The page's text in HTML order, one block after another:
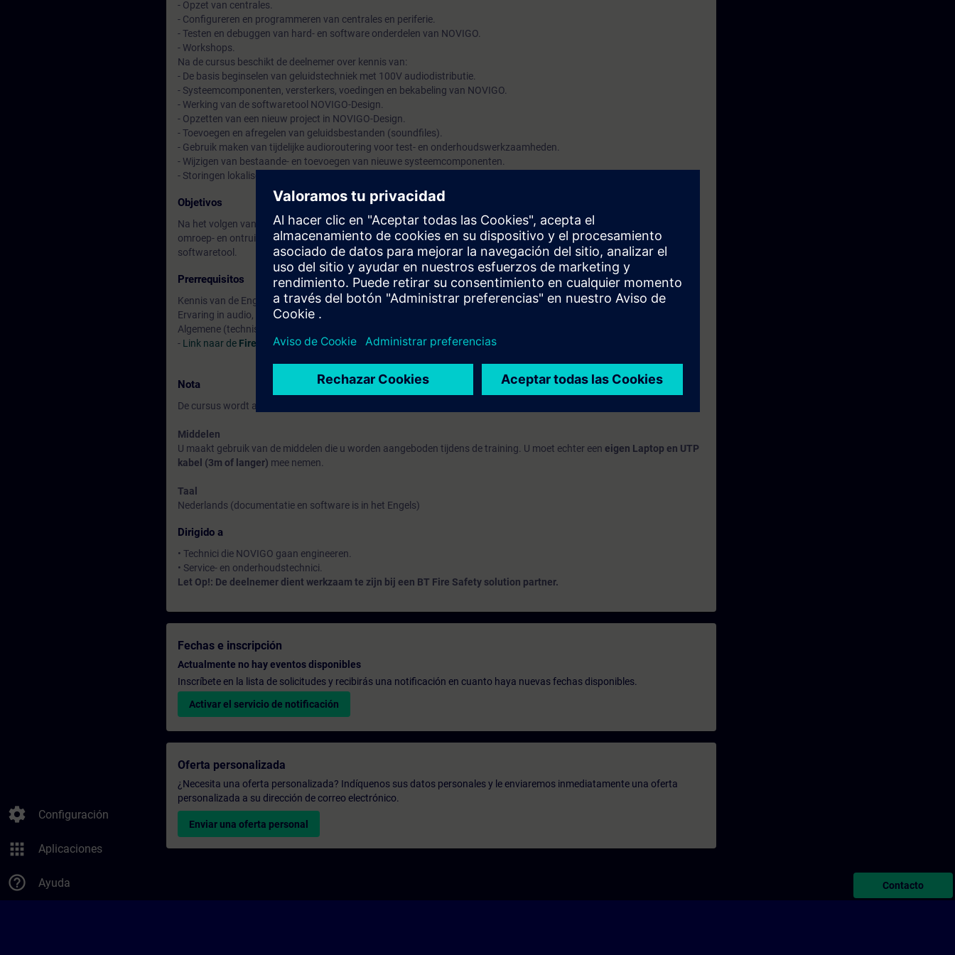
settings Configuración
apps Aplicaciones
help_outline Ayuda
- Opzet van centrales.
- Configureren en programmeren van centrales en periferie.
- Testen en debuggen van hard- en software onderdelen van NOVIGO.
- Workshops.
Na de cursus beschikt de deelnemer over kennis van:
- De basis beginselen van geluidstechniek met 100V audiodistributie.
- Systeemcomponenten, versterkers, voedingen en bekabeling van NOVIGO.
- Werking van de softwaretool NOVIGO-Design.
- Opzetten van een nieuw project in NOVIGO-Design.
- Toevoegen en afregelen van geluidsbestanden (soundfiles).
- Gebruik maken van tijdelijke audioroutering voor test- en onderhoudswerkzaamheden.
- Wijzigen van bestaande- en toevoegen van nieuwe systeemcomponenten.
- Storingen lokaliseren en verhelpen in centrale en luidsprekernet
Objetivos
Na het volgen van deze training beschikt de deelnemer over alle noodzakelijke theoretische- en praktische kennis om het
omroep- en ontruimingssyteem NOVIGO te engineeren en in bedrijf te stellen met behulp van de NOVIGO-Design
softwaretool.
Prerrequisitos
Kennis van de Engelse taal
Ervaring in audio, impedantiemetingen en geluidsmetingen is gewenst.
Algemene (technische) kennis op MBO-niveau.
- Link naar de Fire Safety Solution Partners van BTwelke toegang tot deze cursus hebben.
Nota
De cursus wordt afgesloten met een praktijkopdracht. Bij voldoende resultaat wordt een certificaat afgegeven.
Middelen
U maakt gebruik van de middelen die u worden aangeboden tijdens de training. U moet echter een eigen Laptop en UTP
kabel (3m of langer) mee nemen.
Taal
Nederlands (documentatie en software is in het Engels)
Dirigido a
• Technici die NOVIGO gaan engineeren.
• Service- en onderhoudstechnici.
Let Op!: De deelnemer dient werkzaam te zijn bij een BT Fire Safety solution partner.
Fechas e inscripción
Actualmente no hay eventos disponibles
Inscríbete en la lista de solicitudes y recibirás una notificación en cuanto haya nuevas fechas disponibles.
Activar el servicio de notificación
Oferta personalizada
¿Necesita una oferta personalizada? Indíquenos sus datos personales y le enviaremos inmediatamente una oferta
personalizada a su dirección de correo electrónico.
Enviar una oferta personal
Contacto